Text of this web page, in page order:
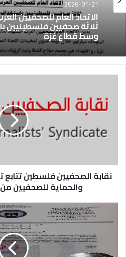
2026-01-21
الاتحاد العام للصحفيين
ثلاثة صحفيين فلسطينيين
وسط قطاع غزة
نقابة الصحفيين فلسطين تتابع
والحماية للصحفيين من